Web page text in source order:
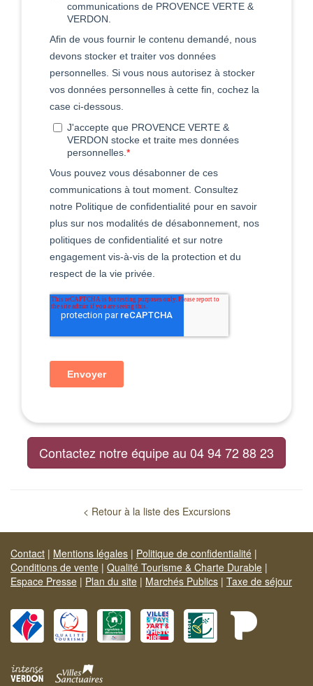
Contactez notre équipe au 04 94 72 88 23
< Retour à la liste des Excursions
Contact | Mentions légales | Politique de confidentialité |
Conditions de vente | Qualité Tourisme & Charte Durable |
Espace Presse | Plan du site | Marchés Publics | Taxe de séjour